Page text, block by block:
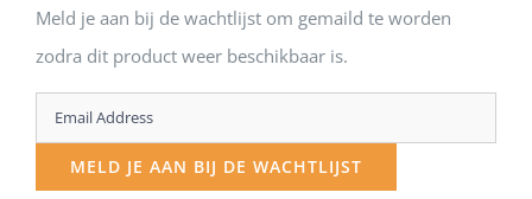
Meld je aan bij de wachtlijst om gemaild te worden
zodra dit product weer beschikbaar is.
Enter
your
email
MELD JE AAN BIJ DE WACHTLIJST